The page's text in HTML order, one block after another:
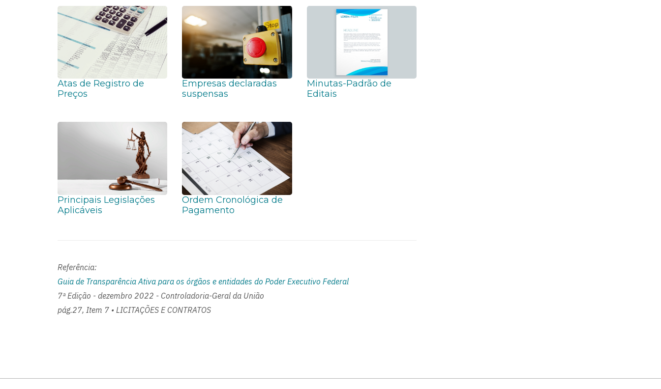
Atas de Registro de
Preços
Empresas declaradas
suspensas
Minutas-Padrão de
Editais
Principais Legislações
Aplicáveis
Ordem Cronológica de
Pagamento
Referência:
Guia de Transparência Ativa para os órgãos e entidades do Poder Executivo Federal
7ª Edição - dezembro 2022 - Controladoria-Geral da União
pág.27, Item 7 • LICITAÇÕES E CONTRATOS